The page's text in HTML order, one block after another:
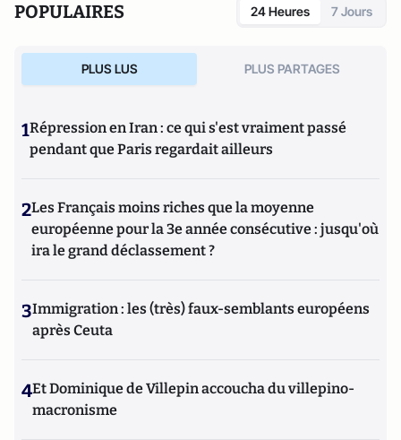
POPULAIRES 24 Heures 7 Jours
PLUS LUS PLUS PARTAGES
1Répression en Iran : ce qui s'est vraiment passé
pendant que Paris regardait ailleurs
2Les Français moins riches que la moyenne
européenne pour la 3e année consécutive : jusqu'où
ira le grand déclassement ?
3Immigration : les (très) faux-semblants européens
après Ceuta
4Et Dominique de Villepin accoucha du villepino-
macronisme